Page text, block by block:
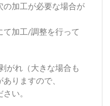
の加工が必要な場合が
て加工/調整を行って
がれ（大きな場合も
りますので、
い。